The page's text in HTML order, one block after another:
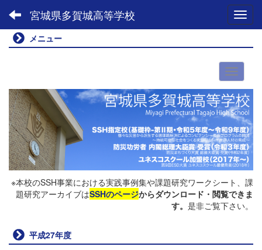
宮城県多賀城高等学校
メニュー
※本校のSSH事業における実践事例集や課題研究ワークシート、課
題研究アーカイブはSSHのページからダウンロード・閲覧できま
す。 是非ご覧下さい。
平成27年度